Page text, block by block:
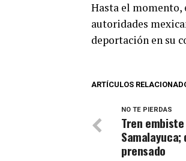
Hasta el
autoridades
deportación en su
ARTÍCULOS
NO TE PIERDAS
Tren
prensado